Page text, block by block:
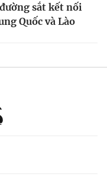
sắt kết nối
Quốc và Lào